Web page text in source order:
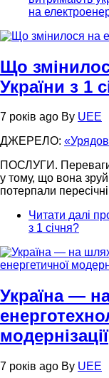
на
Що
України з 1
7 років ago By UEE
ДЖЕРЕЛО: «
ПОСЛУГИ.
у тому, що вона
потерпали
Читати далі
з 1 січня?
Україна —
модернізації
7 років ago By UEE